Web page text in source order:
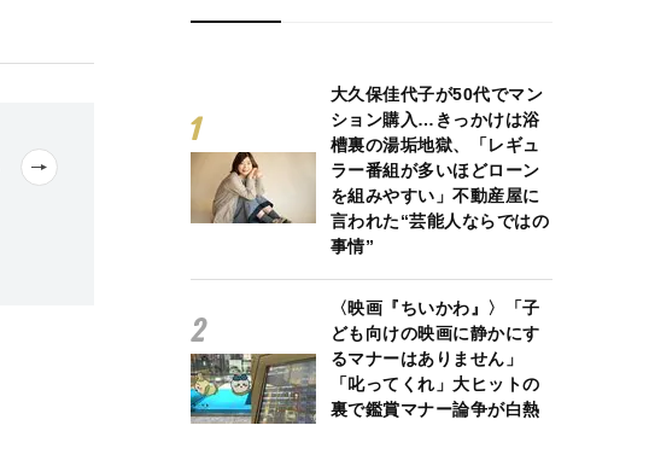
大久保佳代子が50代でマン
ション購入…きっかけは浴
槽裏の湯垢地獄、「レギュ
ラー番組が多いほどローン
を組みやすい」不動産屋に
言われた“芸能人ならではの
事情”
〈映画『ちいかわ』〉「子
ども向けの映画に静かにす
るマナーはありません」
「叱ってくれ」大ヒットの
裏で鑑賞マナー論争が白熱